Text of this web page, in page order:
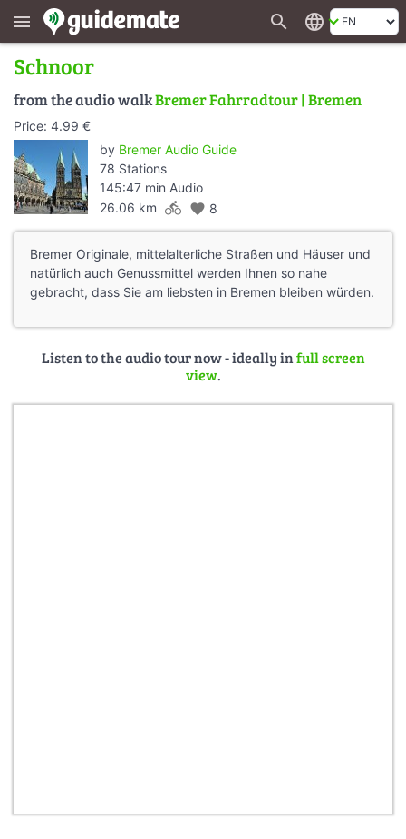
menu search language
Schnoor
from the audio walkBremer Fahrradtour | Bremen
Price: 4.99 €
by Bremer Audio Guide
78 Stations
145:47 min Audio
26.06 km directions_bike favorite 8
Bremer Originale, mittelalterliche Straßen und Häuser und
natürlich auch Genussmittel werden Ihnen so nahe
gebracht, dass Sie am liebsten in Bremen bleiben würden.
Listen to the audio tour now - ideally infull screen
view.